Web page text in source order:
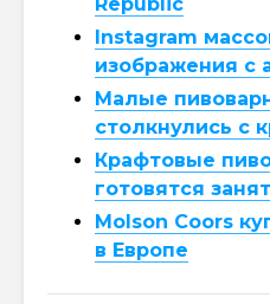
Instagram
изображения с
Малые
столкнулись с
Крафтовые
готовятся
Molson Coors
в Европе